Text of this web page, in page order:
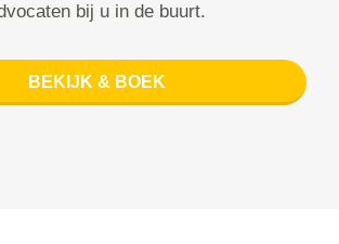
bij u in de buurt.
BEKIJK & BOEK